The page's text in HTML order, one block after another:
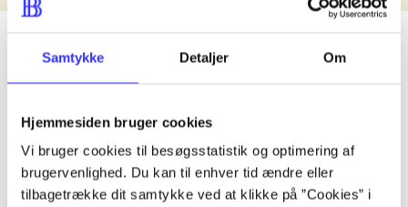
Samtykke Detaljer Om
Hjemmesiden bruger cookies
Vi bruger cookies til besøgsstatistik og optimering af
brugervenlighed. Du kan til enhver tid ændre eller
tilbagetrække dit samtykke ved at klikke på ”Cookies” i
Nyhed
lorem ipsum dolor sit amet ...
lorem ipsum dolor sit amet ...
lorem ipsum dolor sit amet ...
lorem ipsum dolor sit amet ...